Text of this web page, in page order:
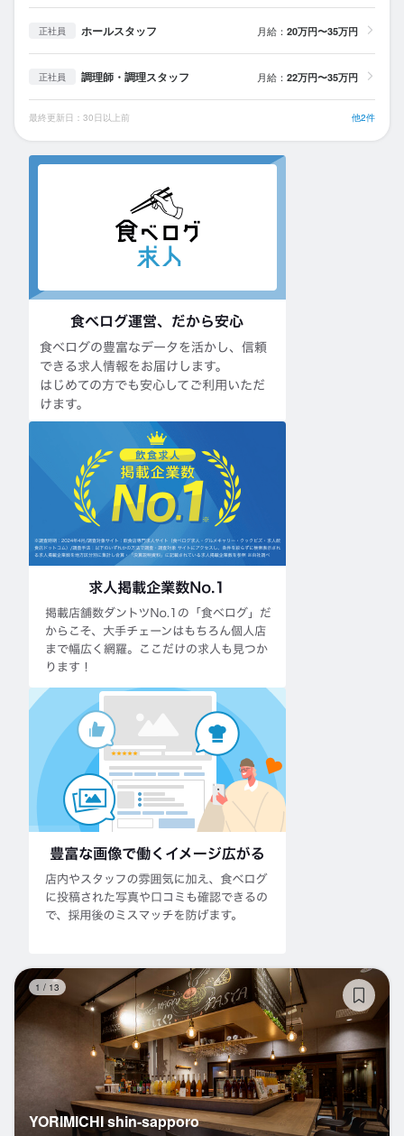
正社員 ホールスタッフ 月給： 20万円〜35万円
正社員 調理師・調理スタッフ 月給： 22万円〜35万円
最終更新日：30日以上前 他2件
1 / 13
YORIMICHI shin-sapporo